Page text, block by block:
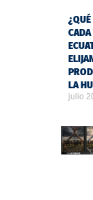
¿QUÉ
LA
julio